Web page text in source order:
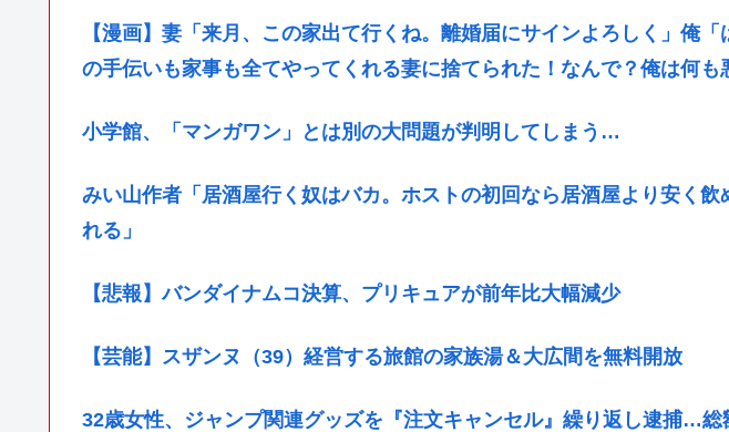
【漫画】妻「来月、この家出て行くね。離婚届にサインよろしく」俺
の手伝いも家事も全てやってくれる妻に捨てられた！なんで？俺は何も
小学館、「マンガワン」とは別の大問題が判明してしまう…
みい山作者「居酒屋行く奴はバカ。ホストの初回なら居酒屋より安く飲
れる」
【悲報】バンダイナムコ決算、プリキュアが前年比大幅減少
【芸能】スザンヌ（39）経営する旅館の家族湯＆大広間を無料開放
32歳女性、ジャンプ関連グッズを『注文キャンセル』繰り返し逮捕…総